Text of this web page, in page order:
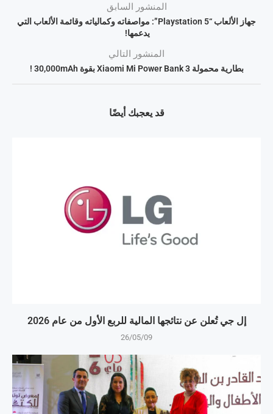
المنشور السابق
جهاز الألعاب “Playstation 5”: مواصفاته وكمالياته وقائمة الألعاب التي
يدعمها!
المنشور التالي
بطارية محمولة 3 Xiaomi Mi Power Bank بقوة 30,000mAh !
قد يعجبك أيضًا
إل جي تُعلن عن نتائجها المالية للربع الأول من عام 2026
26/05/09